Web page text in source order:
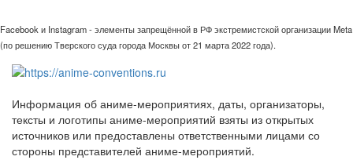
Facebook и Instagram - элементы запрещённой в РФ экстремистской организации Meta
(по решению Тверского суда города Москвы от 21 марта 2022 года).
Информация об аниме-мероприятиях, даты, организаторы,
тексты и логотипы аниме-мероприятий взяты из открытых
источников или предоставлены ответственными лицами со
стороны представителей аниме-мероприятий.